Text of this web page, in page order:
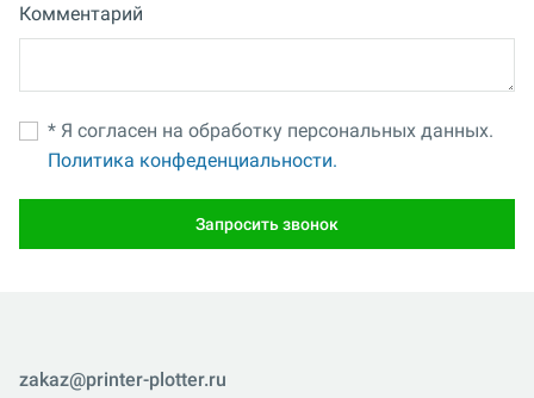
Комментарий
* Я согласен на обработку персональных данных.
Политика конфеденциальности.
Запросить звонок
zakaz@printer-plotter.ru